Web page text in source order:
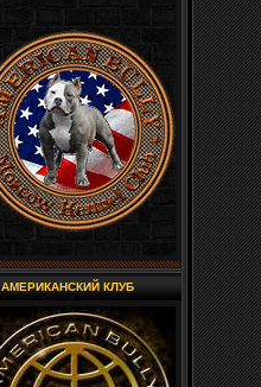
АМЕРИКАНСКИЙ КЛУБ